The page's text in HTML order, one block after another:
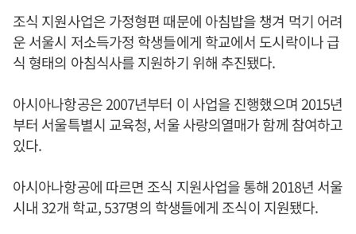
조식 지원사업은 가정형편 때문에 아침밥을 챙겨 먹기 어려
운 서울시 저소득가정 학생들에게 학교에서 도시락이나 급
식 형태의 아침식사를 지원하기 위해 추진됐다.
아시아나항공은 2007년부터 이 사업을 진행했으며 2015년
부터 서울특별시 교육청, 서울 사랑의열매가 함께 참여하고
있다.
아시아나항공에 따르면 조식 지원사업을 통해 2018년 서울
시내 32개 학교, 537명의 학생들에게 조식이 지원됐다.